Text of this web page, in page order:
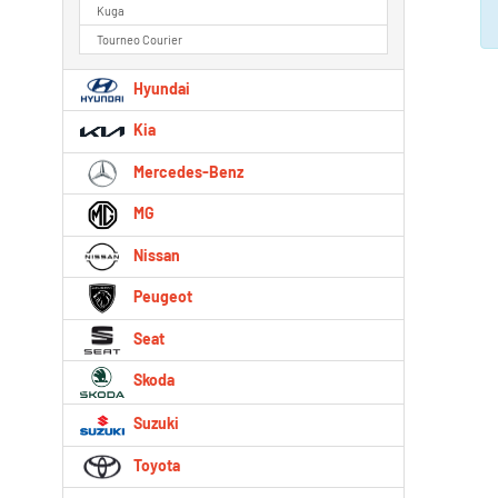
Kuga
Tourneo Courier
Hyundai
Kia
Mercedes-Benz
MG
Nissan
Peugeot
Seat
Skoda
Suzuki
Toyota